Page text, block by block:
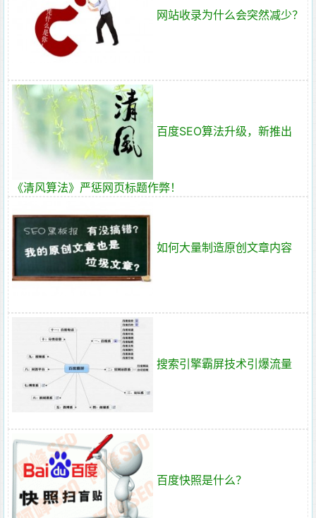
网站收录为什么会突然减少？
百度SEO算法升级，新推出
《清风算法》严惩网页标题作弊！
如何大量制造原创文章内容
搜索引擎霸屏技术引爆流量
百度快照是什么？